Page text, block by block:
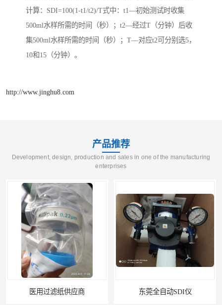
计算：SDI=100(1-t1/t2)/T式中：t1—初始测试时收集
500ml水样所需的时间（秒）；t2—经过T（分钟）后收
集500ml水样所需的时间（秒）；T—对应t2可分别选5，
10和15（分钟）。
http://www.jinghu8.com
产品推荐
Development, design, production and sales in one of the manufacturing
enterprises
医用过滤纸供应商 东莞全自动SDI仪